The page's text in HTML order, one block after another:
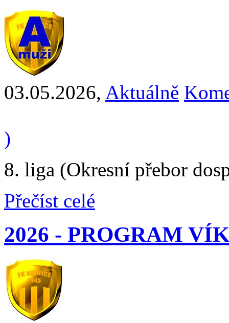
03.05.2026, Aktuálně
)
8. liga (Okresní přebor
Přečíst celé
2026 - PROGRAM